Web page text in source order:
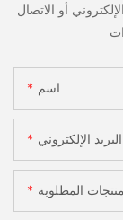
أو الاتصال
اسم
البريد الإلكتروني
المطلوبة